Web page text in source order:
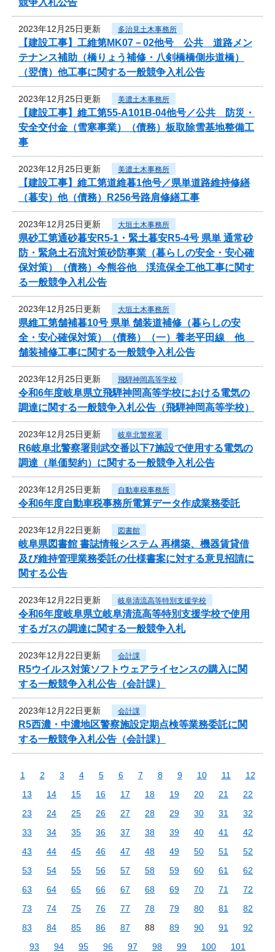
2023年12月25日更新 多治見土木事務所
【建設工事】工維第MK07－02他号 公共 道路メン
テナンス補助（橋りょう補修・八剣橋橋側歩道橋）
（翌債）他工事に関する一般競争入札公告
2023年12月25日更新 美濃土木事務所
【建設工事】維工第55-A101B-04他号／公共 防災・
安全交付金（雪寒事業）（債務）板取除雪基地整備工
事
2023年12月25日更新 美濃土木事務所
【建設工事】維工第道維暮1他号／県単道路維持修繕
（暮安）他（債務）R256号路肩修繕工事
2023年12月25日更新 大垣土木事務所
県砂工第通砂暮安R5-1・緊土暮安R5-4号 県単 通常砂
防・緊急土石流対策砂防事業（暮らしの安全・安心確
保対策）（債務）今熊谷他 渓流保全工他工事に関す
る一般競争入札公告
2023年12月25日更新 大垣土木事務所
県維工第舗補暮10号 県単 舗装道補修（暮らしの安
全・安心確保対策）（債務）（一）養老平田線 他
舗装補修工事に関する一般競争入札公告
2023年12月25日更新 飛騨神岡高等学校
令和6年度岐阜県立飛騨神岡高等学校における電気の
調達に関する一般競争入札公告（飛騨神岡高等学校）
2023年12月25日更新 岐阜北警察署
R6岐阜北警察署則武交番以下7施設で使用する電気の
調達（単価契約）に関する一般競争入札公告
2023年12月25日更新 自動車税事務所
令和6年度自動車税事務所電算データ作成業務委託
2023年12月22日更新 図書館
岐阜県図書館 書誌情報システム 再構築、機器賃貸借
及び維持管理業務委託の仕様書案に対する意見招請に
関する公告
2023年12月22日更新 岐阜清流高等特別支援学校
令和6年度岐阜県立岐阜清流高等特別支援学校で使用
するガスの調達に関する一般競争入札
2023年12月22日更新 会計課
R5ウイルス対策ソフトウェアライセンスの購入に関
する一般競争入札公告（会計課）
2023年12月22日更新 会計課
R5西濃・中濃地区警察施設定期点検等業務委託に関
する一般競争入札公告（会計課）
1 2 3 4 5 6 7 8 9 10 11
12
13
14 15 16 17 18 19 20 21
22
23
24 25 26 27 28 29 30 31
32
33
34 35 36 37 38 39 40 41
42
43
44 45 46 47 48 49 50 51
52
53
54 55 56 57 58 59 60 61
62
63
64 65 66 67 68 69 70 71
72
73
74 75 76 77 78 79 80 81
82
83
84 85 86 87 88 89 90 91
92
93
94 95 96 97 98 99 100
101